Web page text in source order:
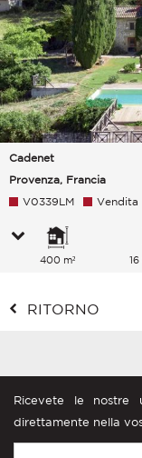
Cadenet
Provenza, Francia
V0339LM Vendita
400 m²
RITORNO
Ricevete le nostre
direttamente nella